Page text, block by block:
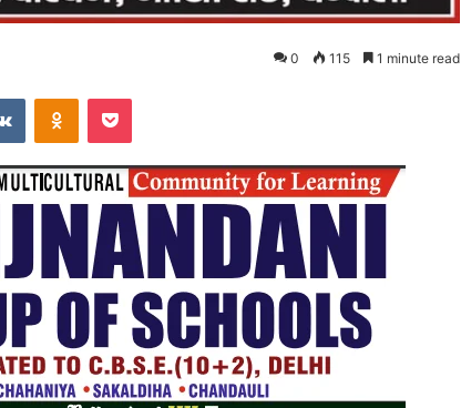
0 115 1 minute read
VKontakteOdnoklassniki
Pocket